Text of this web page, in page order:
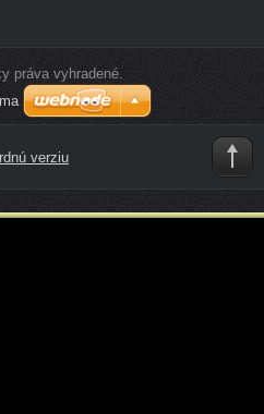
práva vyhradené.
verziu